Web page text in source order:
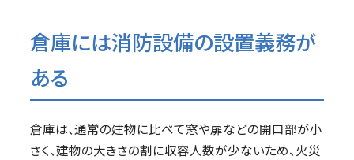
倉庫には消防設備の設置義務が
ある
倉庫は、通常の建物に比べて窓や扉などの開口部が小
さく、建物の大きさの割に収容人数が少ないため、火災